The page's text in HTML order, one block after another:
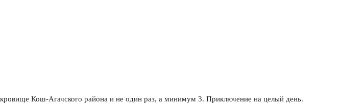
Кош-Агачского района и не один раз, а минимум 3. Приключение на целый день.